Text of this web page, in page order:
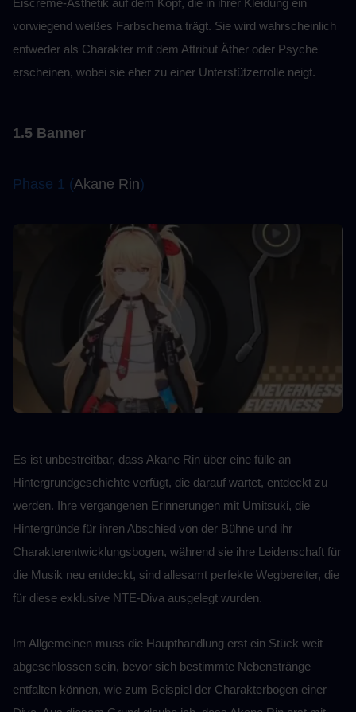
vorwiegend weißes Farbschema trägt. Sie wird wahrscheinlich
entweder als Charakter mit dem Attribut Äther oder Psyche
erscheinen, wobei sie eher zu einer Unterstützerrolle neigt.
1.5 Banner
Phase 1 (Akane Rin)
Es ist unbestreitbar, dass Akane Rin über eine fülle an
Hintergrundgeschichte verfügt, die darauf wartet, entdeckt zu
werden. Ihre vergangenen Erinnerungen mit Umitsuki, die
Hintergründe für ihren Abschied von der Bühne und ihr
Charakterentwicklungsbogen, während sie ihre Leidenschaft für
die Musik neu entdeckt, sind allesamt perfekte Wegbereiter, die
für diese exklusive NTE-Diva ausgelegt wurden.
Im Allgemeinen muss die Haupthandlung erst ein Stück weit
abgeschlossen sein, bevor sich bestimmte Nebenstränge
entfalten können, wie zum Beispiel der Charakterbogen einer